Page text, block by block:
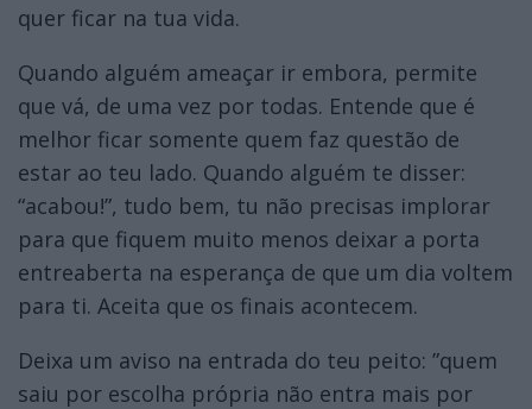
quer ficar na tua vida.
Quando alguém ameaçar ir embora, permite
que vá, de uma vez por todas. Entende que é
melhor ficar somente quem faz questão de
estar ao teu lado. Quando alguém te disser:
“acabou!”, tudo bem, tu não precisas implorar
para que fiquem muito menos deixar a porta
entreaberta na esperança de que um dia voltem
para ti. Aceita que os finais acontecem.
Deixa um aviso na entrada do teu peito: ”quem
saiu por escolha própria não entra mais por